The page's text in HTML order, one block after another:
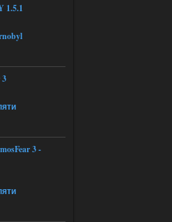
другое,
таких
1
1.5.1
3 -